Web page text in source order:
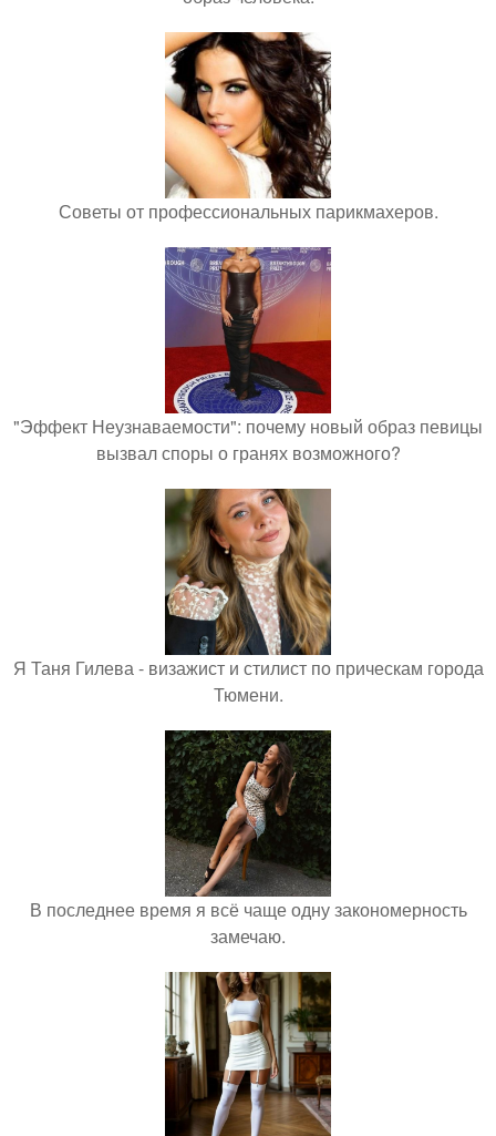
Советы от профессиональных парикмахеров.
"Эффект Неузнаваемости": почему новый образ певицы
вызвал споры о гранях возможного?
Я Таня Гилева - визажист и стилист по прическам города
Тюмени.
В последнее время я всё чаще одну закономерность
замечаю.